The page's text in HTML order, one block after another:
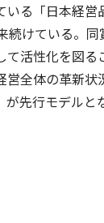
る「日本経
けている。
活性化を図
全体の革新
先行モデルと